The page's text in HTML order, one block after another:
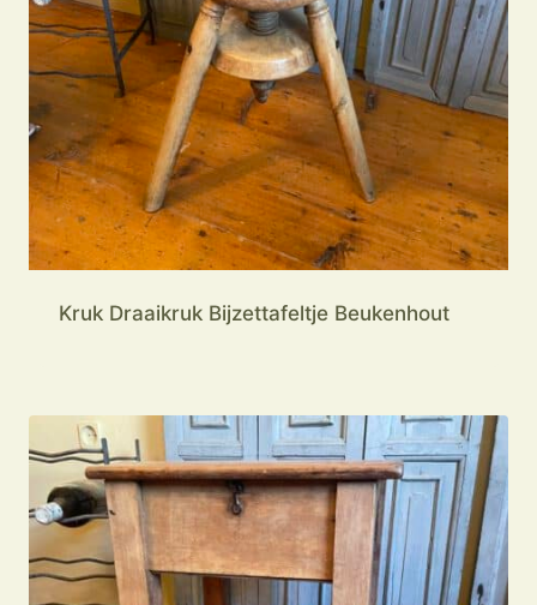
Kruk Draaikruk Bijzettafeltje Beukenhout